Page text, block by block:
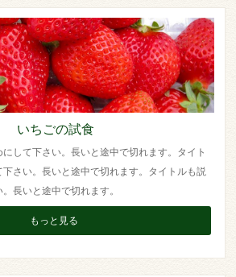
いちごの試食
して下さい。長いと途中で切れます。タイト
さい。長いと途中で切れます。タイトルも説
長いと途中で切れます。
もっと見る